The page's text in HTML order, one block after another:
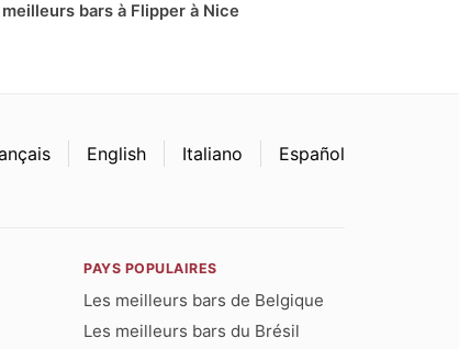
bars à Flipper à Nice
English Italiano Español
PAYS POPULAIRES
Les meilleurs bars de Belgique
Les meilleurs bars du Brésil